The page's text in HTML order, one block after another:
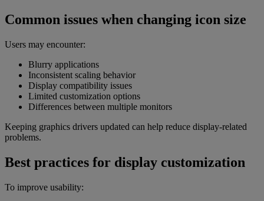
Common issues when changing icon size
Users may encounter:
Blurry applications
Inconsistent scaling behavior
Display compatibility issues
Limited customization options
Differences between multiple monitors
Keeping graphics drivers updated can help reduce display-related
problems.
Best practices for display customization
To improve usability: